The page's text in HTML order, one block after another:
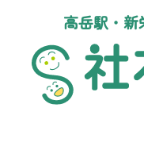
高岳駅・新